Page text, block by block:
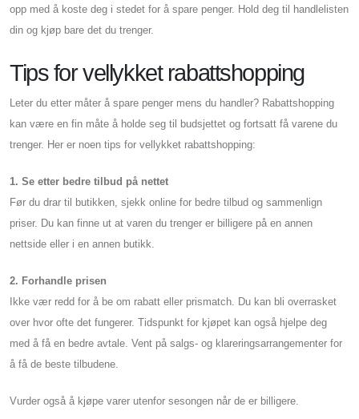
opp med å koste deg i stedet for å spare penger. Hold deg til handlelisten
din og kjøp bare det du trenger.
Tips for vellykket rabattshopping
Leter du etter måter å spare penger mens du handler? Rabattshopping
kan være en fin måte å holde seg til budsjettet og fortsatt få varene du
trenger. Her er noen tips for vellykket rabattshopping:
1. Se etter bedre tilbud på nettet
Før du drar til butikken, sjekk online for bedre tilbud og sammenlign
priser. Du kan finne ut at varen du trenger er billigere på en annen
nettside eller i en annen butikk.
2. Forhandle prisen
Ikke vær redd for å be om rabatt eller prismatch. Du kan bli overrasket
over hvor ofte det fungerer. Tidspunkt for kjøpet kan også hjelpe deg
med å få en bedre avtale. Vent på salgs- og klareringsarrangementer for
å få de beste tilbudene.
Vurder også å kjøpe varer utenfor sesongen når de er billigere.